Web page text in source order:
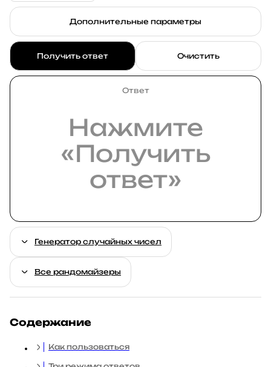
Дополнительные параметры
Получить ответ Очистить
Ответ
Нажмите
«Получить
ответ»
Генератор случайных чисел
Все рандомайзеры
Содержание
Как пользоваться